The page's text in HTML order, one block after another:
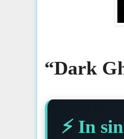
“Dark
⚡️ In